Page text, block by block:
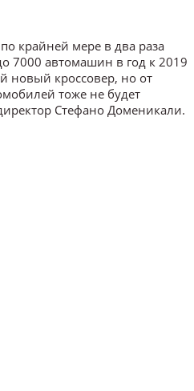
крайней мере в два раза
7000 автомашин в год к 2019
новый кроссовер, но от
тоже не будет
Стефано Доменикали.